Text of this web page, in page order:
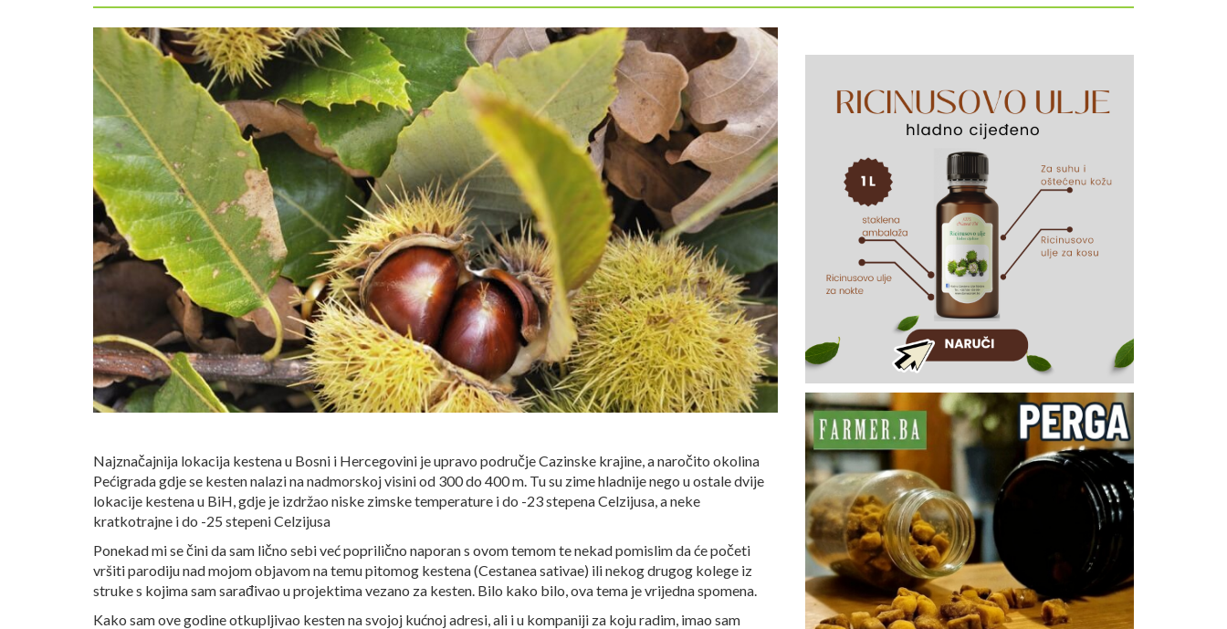
Najznačajnija lokacija kestena u Bosni i Hercegovini je upravo područje Cazinske krajine, a naročito okolina
Pećigrada gdje se kesten nalazi na nadmorskoj visini od 300 do 400 m. Tu su zime hladnije nego u ostale dvije
lokacije kestena u BiH, gdje je izdržao niske zimske temperature i do -23 stepena Celzijusa, a neke
kratkotrajne i do -25 stepeni Celzijusa
Ponekad mi se čini da sam lično sebi već poprilično naporan s ovom temom te nekad pomislim da će početi
vršiti parodiju nad mojom objavom na temu pitomog kestena (Cestanea sativae) ili nekog drugog kolege iz
struke s kojima sam sarađivao u projektima vezano za kesten. Bilo kako bilo, ova tema je vrijedna spomena.
Kako sam ove godine otkupljivao kesten na svojoj kućnoj adresi, ali i u kompaniji za koju radim, imao sam